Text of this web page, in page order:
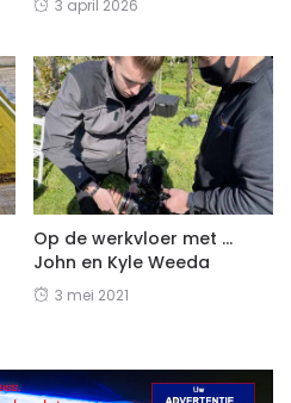
3 april 2026
Op de werkvloer met …
John en Kyle Weeda
3 mei 2021